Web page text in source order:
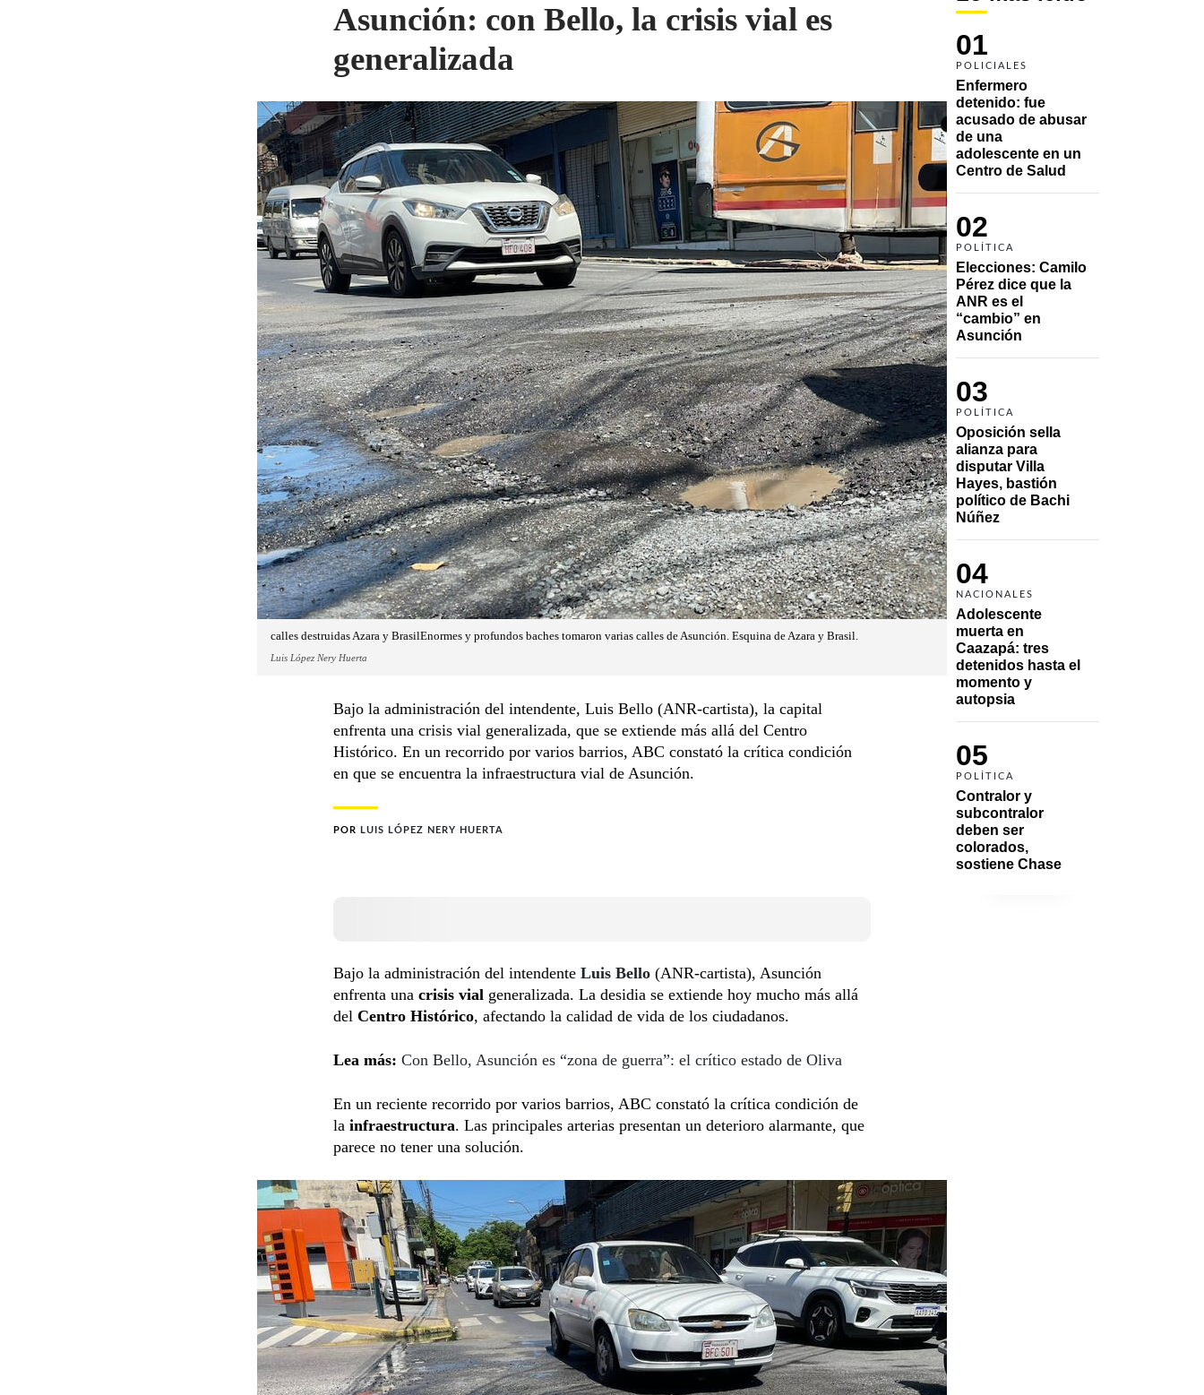
01
POLICIALES
Enfermero
detenido: fue
acusado de abusar
de una
adolescente en un
Centro de Salud
02
POLÍTICA
Elecciones: Camilo
Pérez dice que la
ANR es el
“cambio” en
Asunción
03
POLÍTICA
Oposición sella
alianza para
disputar Villa
Hayes, bastión
político de Bachi
Núñez
04
NACIONALES
Adolescente
muerta en
Caazapá: tres
detenidos hasta el
momento y
autopsia
05
POLÍTICA
Contralor y
subcontralor
deben ser
colorados,
sostiene Chase
Asunción: con Bello, la crisis vial es
generalizada
calles destruidas Azara y BrasilEnormes y profundos baches tomaron varias calles de Asunción. Esquina de Azara y Brasil.
Luis López Nery Huerta
Bajo la administración del intendente, Luis Bello (ANR-cartista), la capital
enfrenta una crisis vial generalizada, que se extiende más allá del Centro
Histórico. En un recorrido por varios barrios, ABC constató la crítica condición
en que se encuentra la infraestructura vial de Asunción.
POR LUIS LÓPEZ NERY HUERTA
Bajo la administración del intendente Luis Bello (ANR-cartista), Asunción
enfrenta una crisis vial generalizada. La desidia se extiende hoy mucho más allá
del Centro Histórico, afectando la calidad de vida de los ciudadanos.
Lea más: Con Bello, Asunción es “zona de guerra”: el crítico estado de Oliva
En un reciente recorrido por varios barrios, ABC constató la crítica condición de
la infraestructura. Las principales arterias presentan un deterioro alarmante, que
parece no tener una solución.